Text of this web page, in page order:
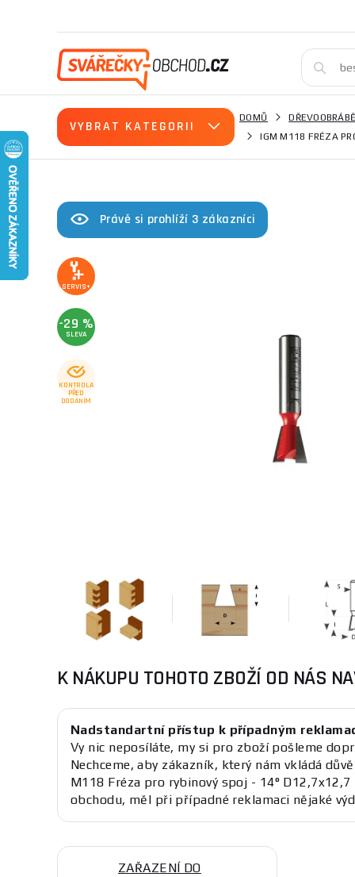
VYBRAT KATEGORII
DOMŮ
IGM M118 FRÉZA
Právě si prohlíží 3 zákazníci
SERVIS+
-29 %
SLEVA
KONTROLA
PŘED
DODÁNÍM
K NÁKUPU TOHOTO ZBOŽÍ OD NÁS
Nadstandartní přístup k případným
Vy nic neposíláte, my si pro zboží pošleme
Nechceme, aby zákazník, který nám vkládá
M118 Fréza pro rybinový spoj - 14° D12,7x12,7
obchodu, měl při případné reklamaci nějaké
ZAŘAZENÍ DO